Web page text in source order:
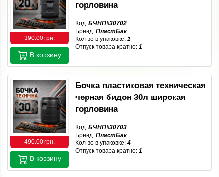
390.00 грн.
горловина
Код: БЧНП#30702
Бренд: ПластБак
Кол-во в упаковке: 1
Отпуск товара кратно: 1
В корзину
490.00 грн.
Бочка пластиковая техническая
черная бидон 30л широкая
горловина
Код: БЧНП#30703
Бренд: ПластБак
Кол-во в упаковке: 4
Отпуск товара кратно: 1
В корзину